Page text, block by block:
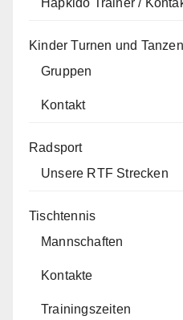
Kinder Turnen und Tanzen
Gruppen
Kontakt
Radsport
Unsere RTF Strecken
Tischtennis
Mannschaften
Kontakte
Trainingszeiten